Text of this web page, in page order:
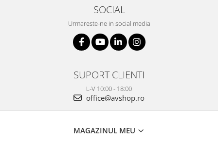
SOCIAL
Urmareste-ne in social media
SUPORT CLIENTI
L-V 10:00 - 18:00
office@avshop.ro
MAGAZINUL MEU